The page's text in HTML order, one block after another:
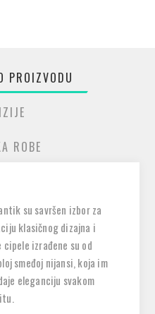
PROIZVODU
ROBE
su savršen izbor za
klasičnog dizajna i
cipele izrađene su od
smeđoj nijansi, koja im
eleganciju svakom